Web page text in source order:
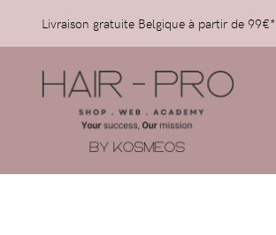
Livraison gratuite Belgique à partir de 99€*